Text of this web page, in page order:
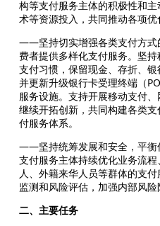
构等支付服务主体的积极性和
术等资源投入，共同推动各项优
——坚持切实增强各类支付方式
费者提供多样化支付服务。坚
支付习惯，保留现金、存折、
并更新升级银行卡受理终端（
服务设施。支持开展移动支付
继续开拓创新，共同构建各类
付服务体系。
——坚持统筹发展和安全，平衡
支付服务主体持续优化业务流
人、外籍来华人员等群体的支
监测和风险评估，加强内部风险
二、主要任务